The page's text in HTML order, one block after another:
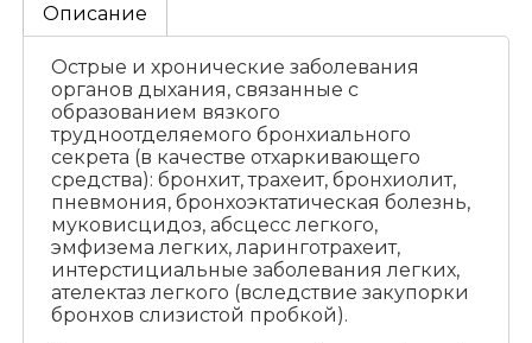
Описание
Острые и хронические заболевания
органов дыхания, связанные с
образованием вязкого
трудноотделяемого бронхиального
секрета (в качестве отхаркивающего
средства): бронхит, трахеит, бронхиолит,
пневмония, бронхоэктатическая болезнь,
муковисцидоз, абсцесс легкого,
эмфизема легких, ларинготрахеит,
интерстициальные заболевания легких,
ателектаз легкого (вследствие закупорки
бронхов слизистой пробкой).